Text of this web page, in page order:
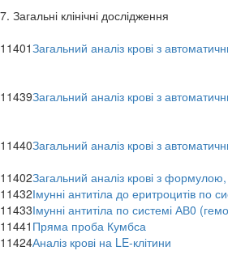
7. Загальні клінічні дослідження
11401Загальний аналіз крові з
11439Загальний аналіз крові з
11440Загальний аналіз крові з
11402Загальний аналіз крові з
11432Імунні антитіла до еритроцитів по
11433Імунні антитіла по системі АВ0
11441 Пряма проба Кумбса
11424Аналіз крові на LE-клітини